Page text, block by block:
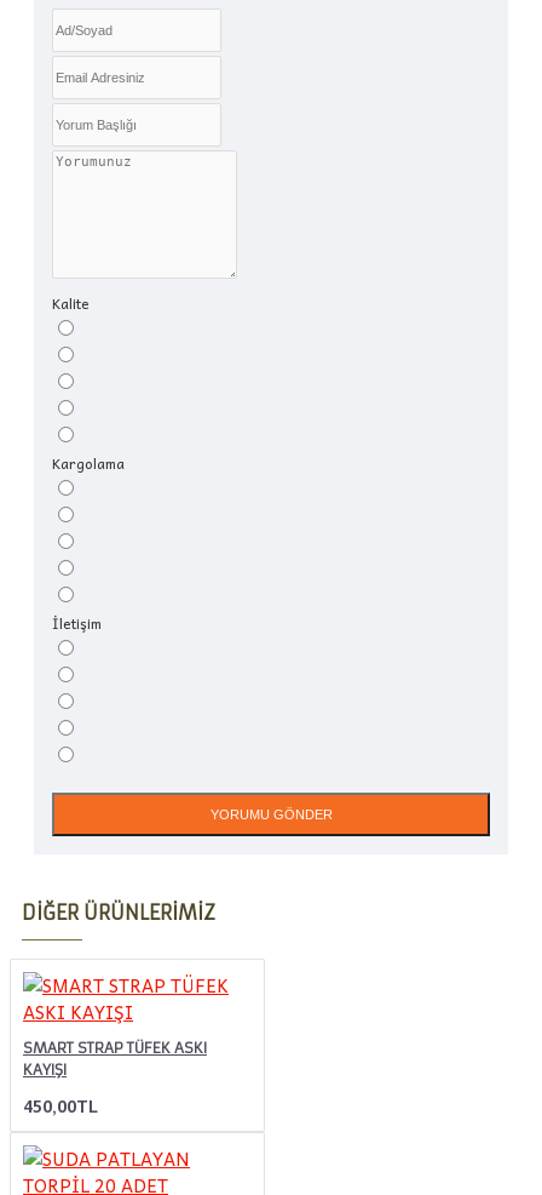
Kalite
Kargolama
İletişim
YORUMU GÖNDER
DIĞER ÜRÜNLERIMIZ
SMART STRAP TÜFEK ASKI
KAYIŞI
450,00TL